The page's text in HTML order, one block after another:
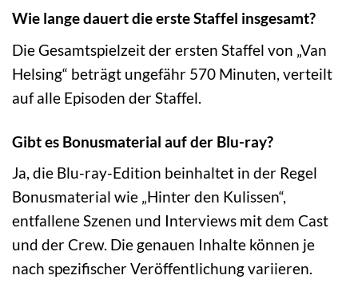
Wie lange dauert die erste Staffel insgesamt?
Die Gesamtspielzeit der ersten Staffel von „Van
Helsing“ beträgt ungefähr 570 Minuten, verteilt
auf alle Episoden der Staffel.
Gibt es Bonusmaterial auf der Blu-ray?
Ja, die Blu-ray-Edition beinhaltet in der Regel
Bonusmaterial wie „Hinter den Kulissen“,
entfallene Szenen und Interviews mit dem Cast
und der Crew. Die genauen Inhalte können je
nach spezifischer Veröffentlichung variieren.